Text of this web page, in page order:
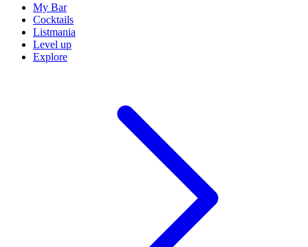
My Bar
Cocktails
Listmania
Level up
Explore